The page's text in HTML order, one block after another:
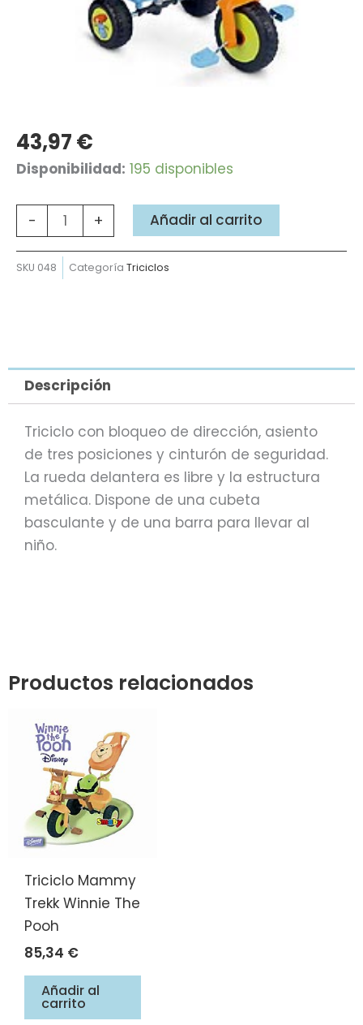
43,97€
Disponibilidad: 195 disponibles
-
Triciclo
cantidad
+ Añadir al carrito
SKU 048 Categoría Triciclos
Descripción
Triciclo con bloqueo de dirección, asiento
de tres posiciones y cinturón de seguridad.
La rueda delantera es libre y la estructura
metálica. Dispone de una cubeta
basculante y de una barra para llevar al
niño.
Productos relacionados
Triciclo Mammy
Trekk Winnie The
Pooh
85,34 €
Añadir al
carrito